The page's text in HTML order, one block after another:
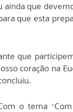
que
que esta
que
coração na
o tema